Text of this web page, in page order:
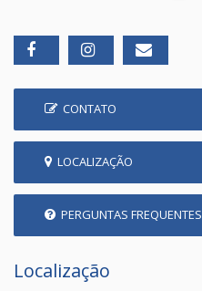
CONTATO
LOCALIZAÇÃO
PERGUNTAS FREQUENTES
Localização